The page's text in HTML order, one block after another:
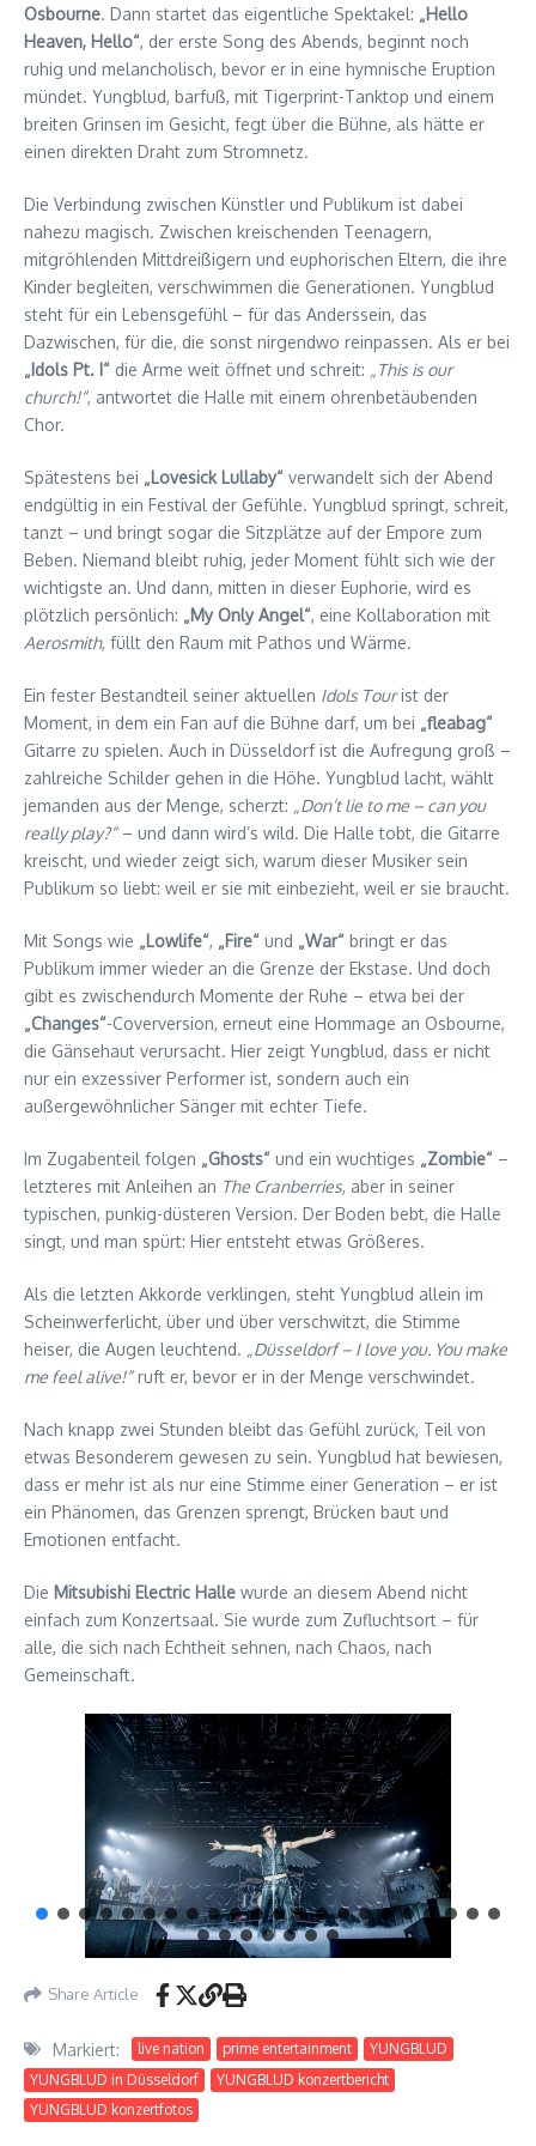
Osbourne. Dann startet das eigentliche Spektakel: „Hello
Heaven, Hello“, der erste Song des Abends, beginnt noch
ruhig und melancholisch, bevor er in eine hymnische Eruption
mündet. Yungblud, barfuß, mit Tigerprint-Tanktop und einem
breiten Grinsen im Gesicht, fegt über die Bühne, als hätte er
einen direkten Draht zum Stromnetz.
Die Verbindung zwischen Künstler und Publikum ist dabei
nahezu magisch. Zwischen kreischenden Teenagern,
mitgröhlenden Mittdreißigern und euphorischen Eltern, die ihre
Kinder begleiten, verschwimmen die Generationen. Yungblud
steht für ein Lebensgefühl – für das Anderssein, das
Dazwischen, für die, die sonst nirgendwo reinpassen. Als er bei
„Idols Pt. I“ die Arme weit öffnet und schreit: „This is our
church!“, antwortet die Halle mit einem ohrenbetäubenden
Chor.
Spätestens bei „Lovesick Lullaby“ verwandelt sich der Abend
endgültig in ein Festival der Gefühle. Yungblud springt, schreit,
tanzt – und bringt sogar die Sitzplätze auf der Empore zum
Beben. Niemand bleibt ruhig, jeder Moment fühlt sich wie der
wichtigste an. Und dann, mitten in dieser Euphorie, wird es
plötzlich persönlich: „My Only Angel“, eine Kollaboration mit
Aerosmith, füllt den Raum mit Pathos und Wärme.
Ein fester Bestandteil seiner aktuellen Idols Tourist der
Moment, in dem ein Fan auf die Bühne darf, um bei „fleabag“
Gitarre zu spielen. Auch in Düsseldorf ist die Aufregung groß –
zahlreiche Schilder gehen in die Höhe. Yungblud lacht, wählt
jemanden aus der Menge, scherzt: „Don’t lie to me – can you
really play?“– und dann wird’s wild. Die Halle tobt, die Gitarre
kreischt, und wieder zeigt sich, warum dieser Musiker sein
Publikum so liebt: weil er sie mit einbezieht, weil er sie braucht.
Mit Songs wie „Lowlife“, „Fire“ und „War“ bringt er das
Publikum immer wieder an die Grenze der Ekstase. Und doch
gibt es zwischendurch Momente der Ruhe – etwa bei der
„Changes“-Coverversion, erneut eine Hommage an Osbourne,
die Gänsehaut verursacht. Hier zeigt Yungblud, dass er nicht
nur ein exzessiver Performer ist, sondern auch ein
außergewöhnlicher Sänger mit echter Tiefe.
Im Zugabenteil folgen „Ghosts“ und ein wuchtiges „Zombie“ –
letzteres mit Anleihen an The Cranberries, aber in seiner
typischen, punkig-düsteren Version. Der Boden bebt, die Halle
singt, und man spürt: Hier entsteht etwas Größeres.
Als die letzten Akkorde verklingen, steht Yungblud allein im
Scheinwerferlicht, über und über verschwitzt, die Stimme
heiser, die Augen leuchtend. „Düsseldorf – I love you. You make
me feel alive!“ruft er, bevor er in der Menge verschwindet.
Nach knapp zwei Stunden bleibt das Gefühl zurück, Teil von
etwas Besonderem gewesen zu sein. Yungblud hat bewiesen,
dass er mehr ist als nur eine Stimme einer Generation – er ist
ein Phänomen, das Grenzen sprengt, Brücken baut und
Emotionen entfacht.
Die Mitsubishi Electric Halle wurde an diesem Abend nicht
einfach zum Konzertsaal. Sie wurde zum Zufluchtsort – für
alle, die sich nach Echtheit sehnen, nach Chaos, nach
Gemeinschaft.
Share Article
Markiert: live nation prime entertainment
YUNGBLUD
YUNGBLUD in Düsseldorf
YUNGBLUD konzertbericht
YUNGBLUD konzertfotos